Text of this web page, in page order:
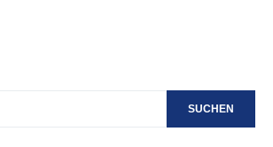
SUCHEN